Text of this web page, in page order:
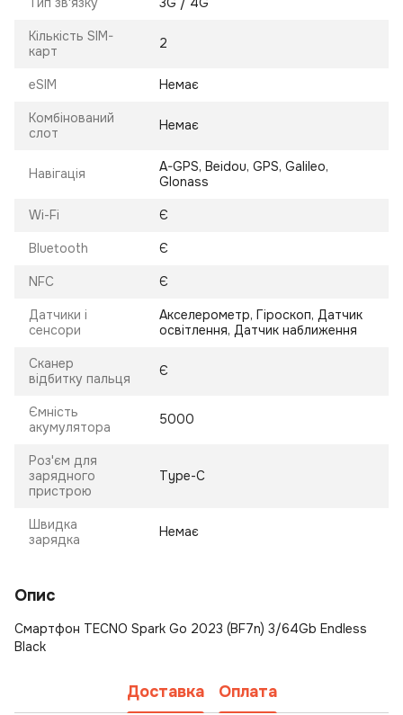
Кількість SIM-
карт
2
eSIM Немає
Комбінований
слот
Немає
Навігація
A-GPS, Beidou, GPS, Galileo,
Glonass
Wi-Fi Є
Bluetooth Є
NFC Є
Датчики і
сенсори
Акселерометр, Гіроскоп, Датчик
освітлення, Датчик наближення
Сканер
відбитку пальця
Є
Ємність
акумулятора
5000
Роз'єм для
зарядного
пристрою
Type-C
Швидка
зарядка
Немає
Опис
Смартфон TECNO Spark Go 2023 (BF7n) 3/64Gb Endless
Black
Доставка Оплата